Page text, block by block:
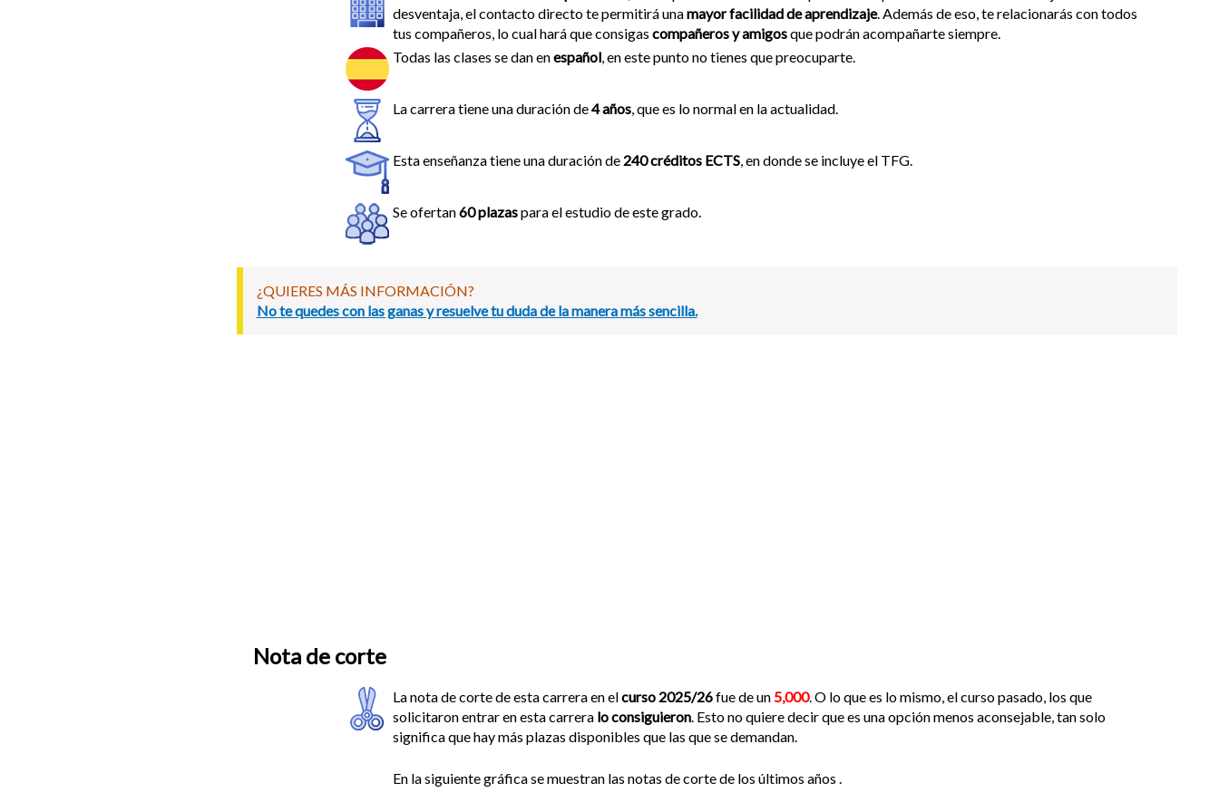
desventaja, el contacto directo te permitirá unamayor facilidad de aprendizaje. Además de eso, te relacionarás con todos
tus compañeros, lo cual hará que consigas compañeros y amigosque podrán acompañarte siempre.
Todas las clases se dan enespañol , en este punto no tienes que preocuparte.
La carrera tiene una duración de4 años , que es lo normal en la actualidad.
Esta enseñanza tiene una duración de 240 créditos ECTS , en donde se incluye el TFG.
Se ofertan60 plazaspara el estudio de este grado.
¿QUIERES MÁS INFORMACIÓN?
No te quedes con las ganas y resuelve tu duda de la manera más sencilla.
Nota de corte
La nota de corte de esta carrera en elcurso 2025/26fue de un 5,000. O lo que es lo mismo, el curso pasado, los que
solicitaron entrar en esta carrera lo consiguieron . Esto no quiere decir que es una opción menos aconsejable, tan solo
significa que hay más plazas disponibles que las que se demandan.
En la siguiente gráfica se muestran las notas de corte de los últimos años .